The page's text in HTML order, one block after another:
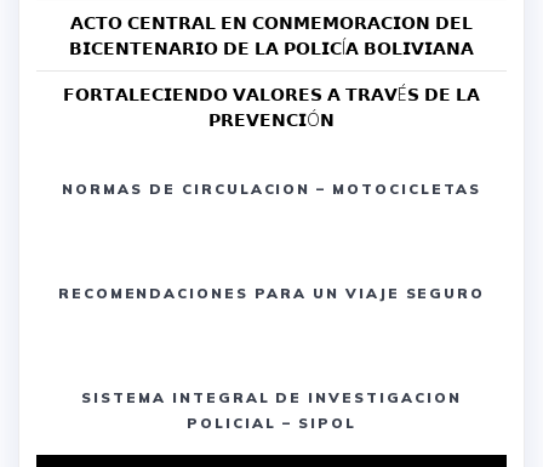
𝗔𝗖𝗧𝗢 𝗖𝗘𝗡𝗧𝗥𝗔𝗟 𝗘𝗡 𝗖𝗢𝗡𝗠𝗘𝗠𝗢𝗥𝗔𝗖𝗜𝗢𝗡 𝗗𝗘𝗟
𝗕𝗜𝗖𝗘𝗡𝗧𝗘𝗡𝗔𝗥𝗜𝗢 𝗗𝗘 𝗟𝗔 𝗣𝗢𝗟𝗜𝗖Í𝗔 𝗕𝗢𝗟𝗜𝗩𝗜𝗔𝗡𝗔
𝗙𝗢𝗥𝗧𝗔𝗟𝗘𝗖𝗜𝗘𝗡𝗗𝗢 𝗩𝗔𝗟𝗢𝗥𝗘𝗦 𝗔 𝗧𝗥𝗔𝗩É𝗦 𝗗𝗘 𝗟𝗔
𝗣𝗥𝗘𝗩𝗘𝗡𝗖𝗜Ó𝗡
NORMAS DE CIRCULACION – MOTOCICLETAS
RECOMENDACIONES PARA UN VIAJE SEGURO
SISTEMA INTEGRAL DE INVESTIGACION
POLICIAL – SIPOL